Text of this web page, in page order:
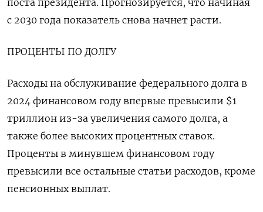
поста президента. Прогнозируется, что начиная
с 2030 года показатель снова начнет расти.
ПРОЦЕНТЫ ПО ДОЛГУ
Расходы на обслуживание федерального долга в
2024 финансовом году впервые превысили $1
триллион из-за увеличения самого долга, а
также более высоких процентных ставок.
Проценты в минувшем финансовом году
превысили все остальные статьи расходов, кроме
пенсионных выплат.